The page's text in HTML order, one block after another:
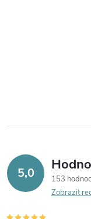
5,0
153
Zobrazit